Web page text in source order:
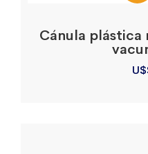
Cánula plástica